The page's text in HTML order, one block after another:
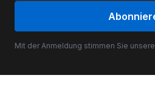
Mit der Anmeldung stimmen Sie